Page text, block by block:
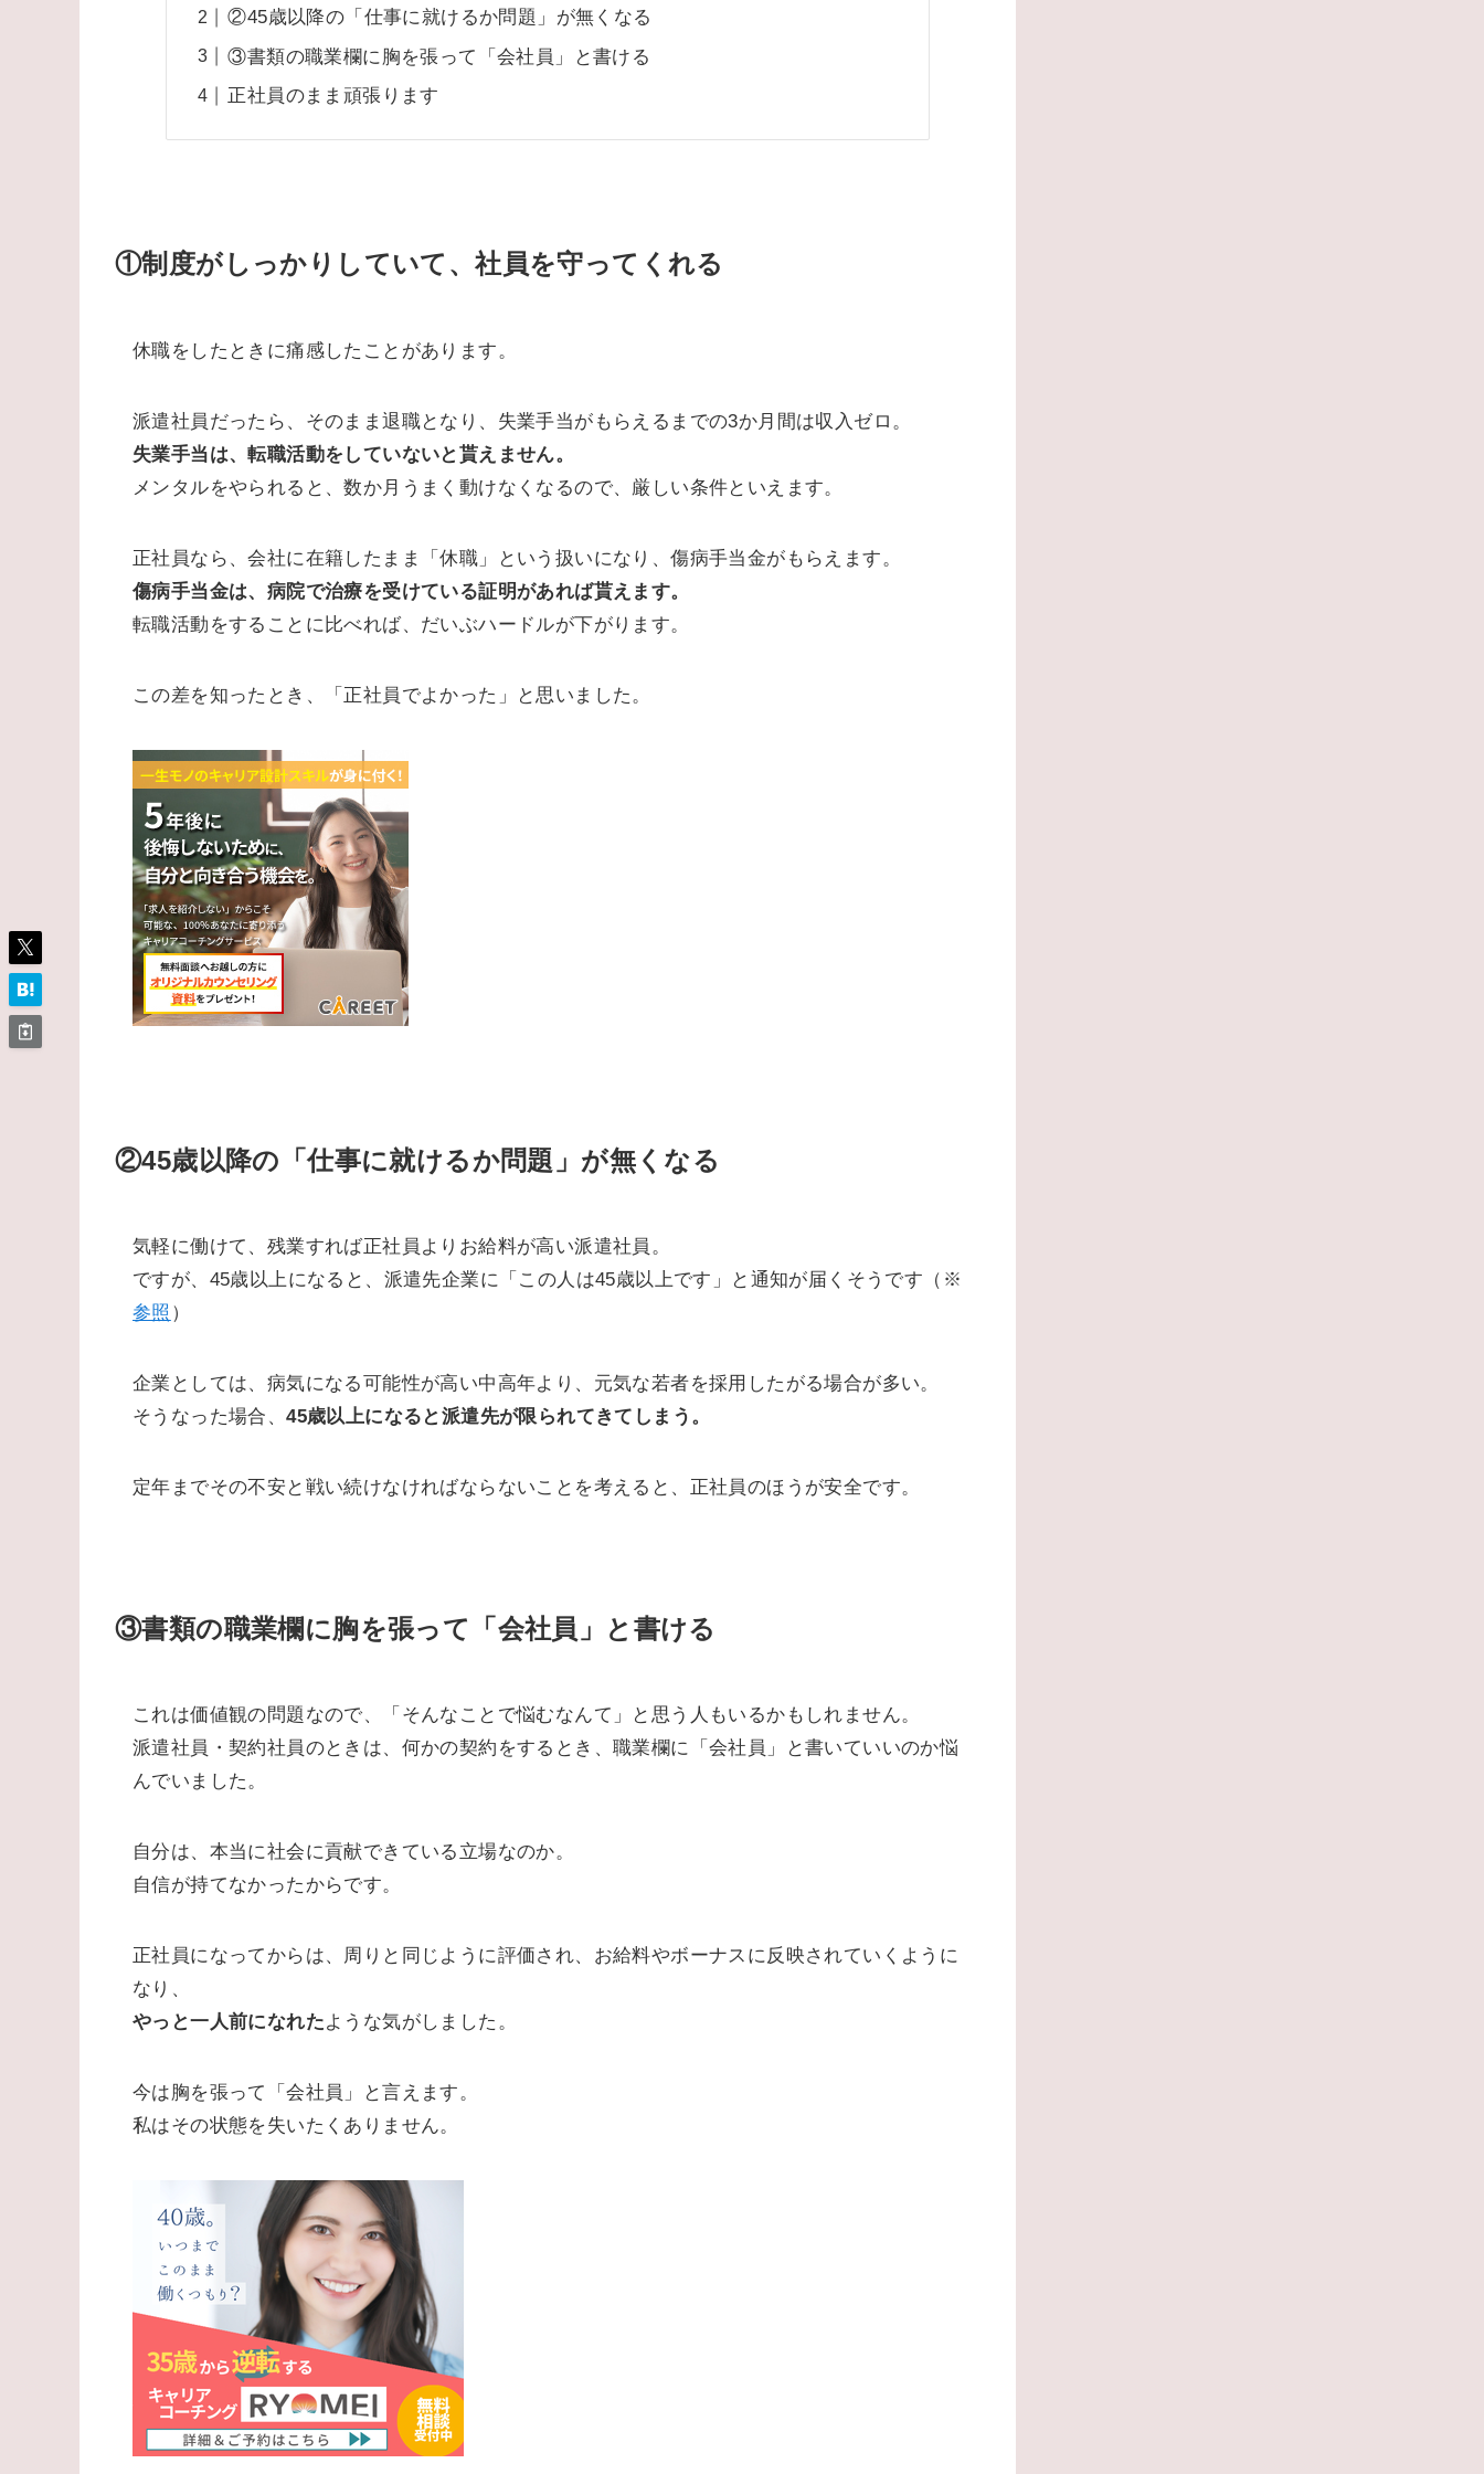
②45歳以降の「仕事に就けるか問題」が無くなる
③書類の職業欄に胸を張って「会社員」と書ける
正社員のまま頑張ります
①制度がしっかりしていて、社員を守ってくれる
休職をしたときに痛感したことがあります。
派遣社員だったら、そのまま退職となり、失業手当がもらえるまでの3か月間は収入ゼロ。
失業手当は、転職活動をしていないと貰えません。
メンタルをやられると、数か月うまく動けなくなるので、厳しい条件といえます。
正社員なら、会社に在籍したまま「休職」という扱いになり、傷病手当金がもらえます。
傷病手当金は、 病院で治療を受けている証明があれば貰えます。
転職活動をすることに比べれば、だいぶハードルが下がります。
この差を知ったとき、「正社員でよかった」と思いました。
②45歳以降の「仕事に就けるか問題」が無くなる
気軽に働けて、残業すれば正社員よりお給料が高い派遣社員。
ですが、45歳以上になると、派遣先企業に「この人は45歳以上です」と通知が届くそうです（※
参照 ）
企業としては、病気になる可能性が高い中高年より、元気な若者を採用したがる場合が多い。
そうなった場合、45歳以上になると派遣先が限られてきてしまう。
定年までその不安と戦い続けなければならないことを考えると、正社員のほうが安全です。
③書類の職業欄に胸を張って「会社員」と書ける
これは価値観の問題なので、「そんなことで悩むなんて」と思う人もいるかもしれません。
派遣社員・契約社員のときは、何かの契約をするとき、職業欄に「会社員」と書いていいのか悩
んでいました。
自分は、本当に社会に貢献できている立場なのか。
自信が持てなかったからです。
正社員になってからは、周りと同じように評価され、お給料やボーナスに反映されていくように
なり、
やっと一人前になれたような気がしました。
今は胸を張って「会社員」と言えます。
私はその状態を失いたくありません。